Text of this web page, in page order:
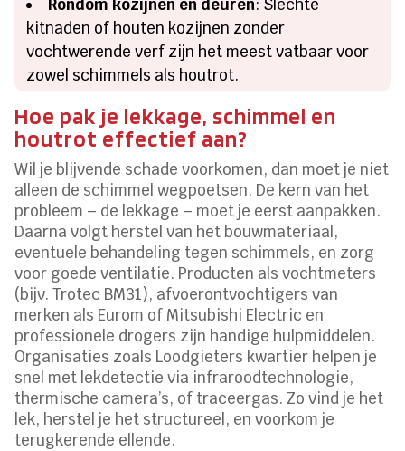
Rondom kozijnen en deuren: Slechte
kitnaden of houten kozijnen zonder
vochtwerende verf zijn het meest vatbaar voor
zowel schimmels als houtrot.
Hoe pak je lekkage, schimmel en
houtrot effectief aan?
Wil je blijvende schade voorkomen, dan moet je niet
alleen de schimmel wegpoetsen. De kern van het
probleem – de lekkage – moet je eerst aanpakken.
Daarna volgt herstel van het bouwmateriaal,
eventuele behandeling tegen schimmels, en zorg
voor goede ventilatie. Producten als vochtmeters
(bijv. Trotec BM31), afvoerontvochtigers van
merken als Eurom of Mitsubishi Electric en
professionele drogers zijn handige hulpmiddelen.
Organisaties zoals Loodgieters kwartier helpen je
snel met lekdetectie via infraroodtechnologie,
thermische camera’s, of traceergas. Zo vind je het
lek, herstel je het structureel, en voorkom je
terugkerende ellende.